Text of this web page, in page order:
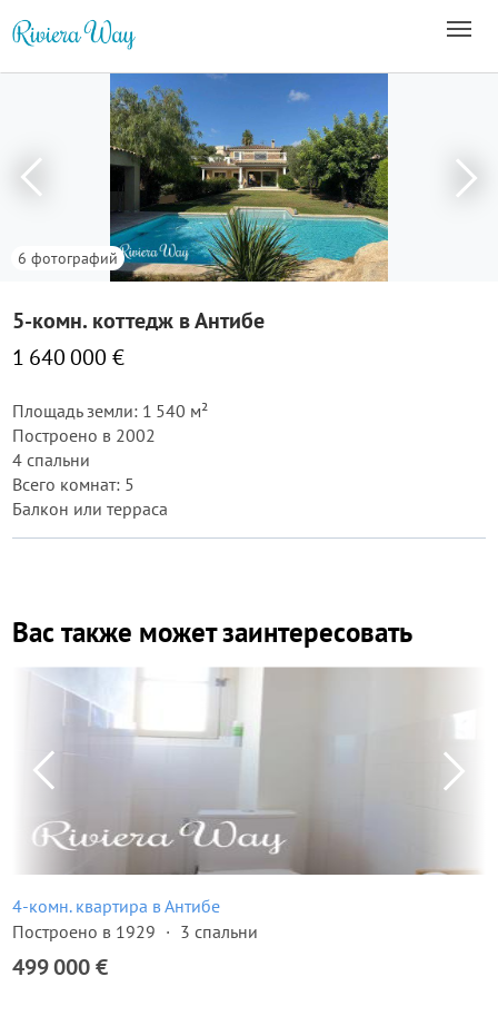
6 фотографий
5-комн. коттедж в Антибе
1 640 000 €
Площадь земли: 1 540 м²
Построено в 2002
4 спальни
Всего комнат: 5
Балкон или терраса
Вас также может заинтересовать
4-комн. квартира в Антибе
Построено в 1929
3 спальни
499 000 €